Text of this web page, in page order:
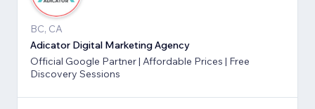
BC, CA
Adicator Digital Marketing Agency
Official Google Partner | Affordable Prices | Free
Discovery Sessions